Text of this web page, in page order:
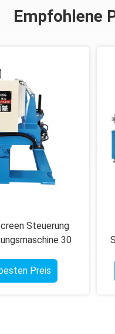
Empfohlene
Steuerung
30
Preis